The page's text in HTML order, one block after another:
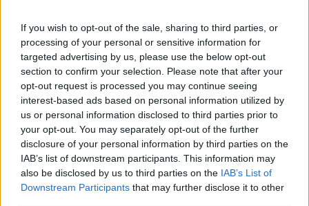
If you wish to opt-out of the sale, sharing to third parties, or
processing of your personal or sensitive information for
targeted advertising by us, please use the below opt-out
section to confirm your selection. Please note that after your
opt-out request is processed you may continue seeing
interest-based ads based on personal information utilized by
us or personal information disclosed to third parties prior to
your opt-out. You may separately opt-out of the further
disclosure of your personal information by third parties on the
IAB’s list of downstream participants. This information may
also be disclosed by us to third parties on the IAB’s List of
Downstream Participants that may further disclose it to other
Cultura
Desporto
Grupo motard “Lobos do Asfalto” vai
realizar, no próximo Sábado, no Parque
Urbano do Rio Diz, o evento solidário “Ride
and Rescue” a favor...